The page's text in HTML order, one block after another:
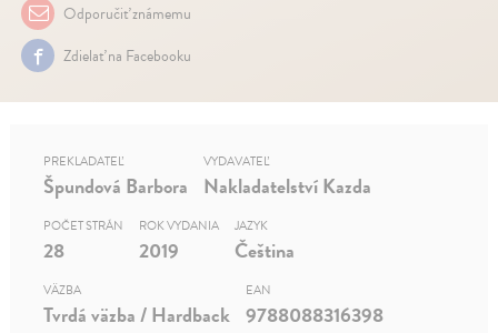
Odporučiť známemu
Zdielať na Facebooku
PREKLADATEĽ
Špundová Barbora
VYDAVATEĽ
Nakladatelství Kazda
POČET STRÁN
28
ROK VYDANIA
2019
JAZYK
Čeština
VÄZBA
Tvrdá väzba / Hardback
EAN
9788088316398